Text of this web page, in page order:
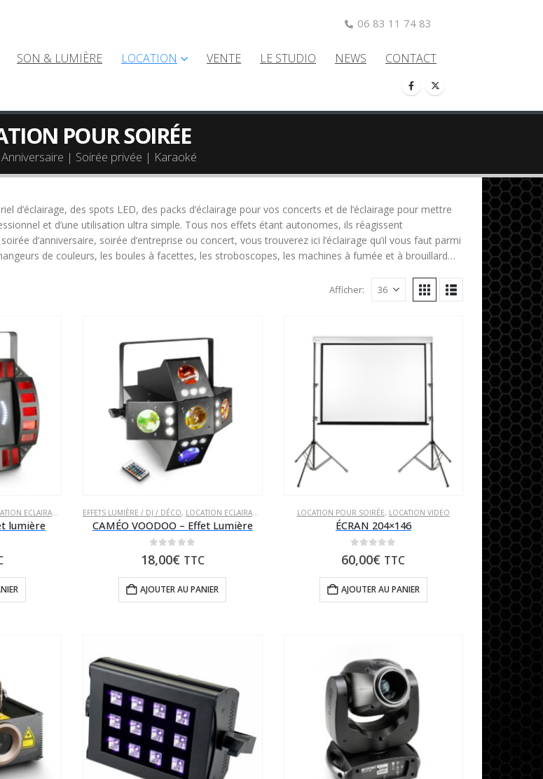
06 83 11 74 83
SON & LUMIÈRE LOCATION VENTE LE STUDIO NEWS CONTACT
POUR SOIRÉE
| Soirée privée | Karaoké
d’éclairage, des spots LED, des packs d’éclairage pour vos concerts et de l’éclairage pour mettre
et d’une utilisation ultra simple. Tous nos effets étant autonomes, ils réagissent
d’anniversaire, soirée d’entreprise ou concert, vous trouverez ici l’éclairage qu’il vous faut parmi
de couleurs, les boules à facettes, les stroboscopes, les machines à fumée et à brouillard…
Afficher:
ECLAIRAGE LOCATION POUR SOIRÉE
lumière
EFFETS LUMIÈRE / DJ / DÉCO, LOCATION ECLAIRAGE LOCATION POUR SOIRÉE
CAMÉO VOODOO – Effet Lumière
18,00€ TTC
AJOUTER AU PANIER
LOCATION POUR SOIRÉE, LOCATION VIDEO
ÉCRAN 204×146
60,00€ TTC
AJOUTER AU PANIER